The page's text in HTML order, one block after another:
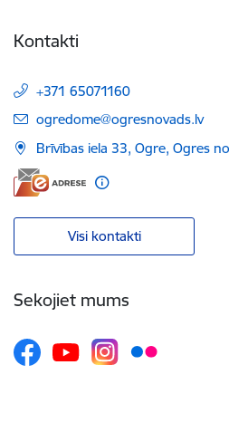
Kontakti
+371 65071160
E-pasts:
ogredome@ogresnovads.lv
Brīvības iela 33, Ogre, Ogres
Visi kontakti
Sekojiet mums